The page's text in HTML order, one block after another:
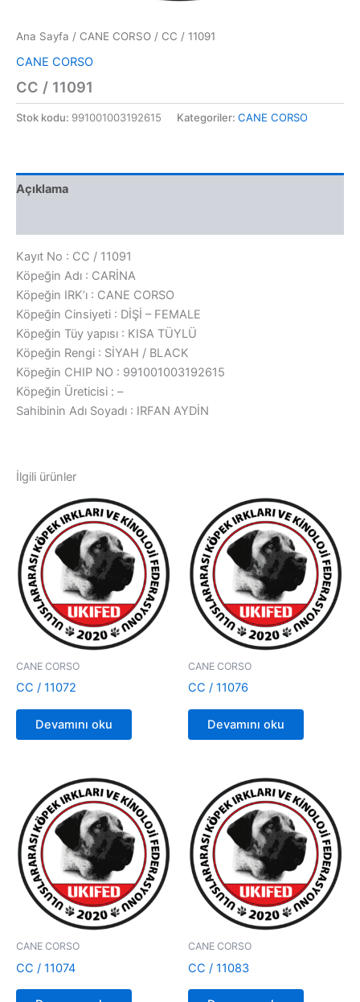
Ana Sayfa / CANE CORSO / CC / 11091
CANE CORSO
CC / 11091
Stok kodu: 991001003192615 Kategoriler: CANE CORSO
Açıklama
Kayıt No : CC / 11091
Köpeğin Adı : CARİNA
Köpeğin IRK’ı : CANE CORSO
Köpeğin Cinsiyeti : DİŞİ – FEMALE
Köpeğin Tüy yapısı : KISA TÜYLÜ
Köpeğin Rengi : SİYAH / BLACK
Köpeğin CHIP NO : 991001003192615
Köpeğin Üreticisi : –
Sahibinin Adı Soyadı : IRFAN AYDİN
İlgili ürünler
CANE CORSO
CC / 11072
Devamını oku
CANE CORSO
CC / 11076
Devamını oku
CANE CORSO
CC / 11074
CANE CORSO
CC / 11083